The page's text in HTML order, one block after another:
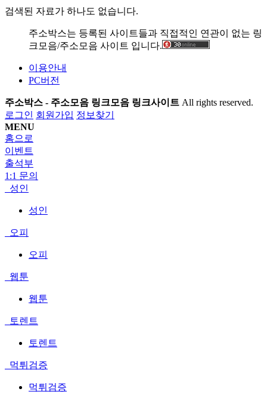
검색된 자료가 하나도 없습니다.
주소박스는 등록된 사이트들과 직접적인 연관이 없는 링
크모음/주소모음 사이트 입니다.
이용안내
PC버전
주소박스 - 주소모음 링크모음 링크사이트 All rights reserved.
로그인 회원가입 정보찾기
MENU
홈으로
이벤트
출석부
1:1 문의
성인
성인
오피
오피
웹툰
웹툰
토렌트
토렌트
먹튀검증
먹튀검증